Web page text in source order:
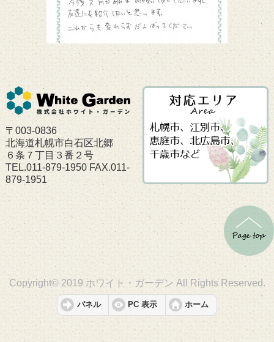
〒003-0836
北海道札幌市白石区北郷
６条７丁目３番２号
TEL.011-879-1950 FAX.011-
879-1951
Copyright© 2019 ホワイト・ガーデン All Rights Reserved.
パネル PC 表示 ホーム